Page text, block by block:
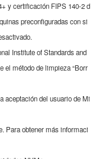
y certificación FIPS 140-2 d
preconfiguradas con si
Institute of Standards and
el método de limpieza “Borr
aceptación del usuario de Mi
Para obtener más informaci